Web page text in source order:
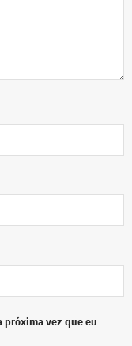
próxima vez que eu